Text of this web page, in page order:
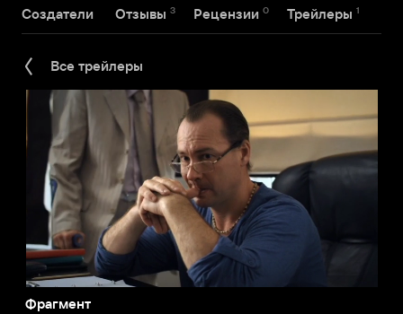
Создатели Отзывы 3 Рецензии 0 Трейлеры 1
Все трейлеры
Фрагмент